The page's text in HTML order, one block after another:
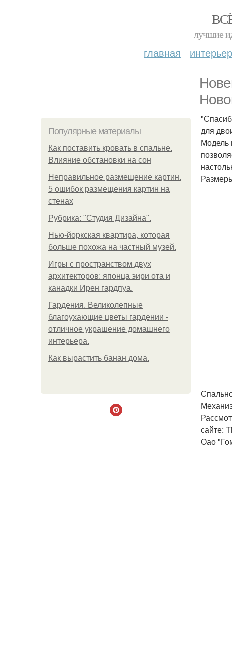
лучшие
главная
Популярные материалы
Как поставить кровать в спальне.
Влияние обстановки на сон
Неправильное размещение картин.
5 ошибок размещения картин на
стенах
Рубрика: "Студия Дизайна".
Нью-йоркская квартира, которая
больше похожа на частный музей.
Игры с пространством двух
архитекторов: японца эири ота и
канадки Ирен гардпуа.
Гардения. Великолепные
благоухающие цветы гардении -
отличное украшение домашнего
интерьера.
Как вырастить банан дома.
для
Модель
сайте:
Оао